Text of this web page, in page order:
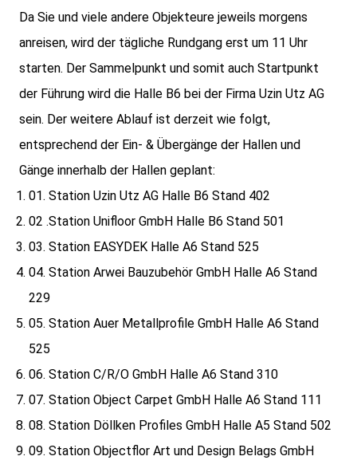
Da Sie und viele andere Objekteure jeweils morgens
anreisen, wird der tägliche Rundgang erst um 11 Uhr
starten. Der Sammelpunkt und somit auch Startpunkt
der Führung wird die Halle B6 bei der Firma Uzin Utz AG
sein. Der weitere Ablauf ist derzeit wie folgt,
entsprechend der Ein- & Übergänge der Hallen und
Gänge innerhalb der Hallen geplant:
01. Station Uzin Utz AG Halle B6 Stand 402
02 .Station Unifloor GmbH Halle B6 Stand 501
03. Station EASYDEK Halle A6 Stand 525
04. Station Arwei Bauzubehör GmbH Halle A6 Stand
229
05. Station Auer Metallprofile GmbH Halle A6 Stand
525
06. Station C/R/O GmbH Halle A6 Stand 310
07. Station Object Carpet GmbH Halle A6 Stand 111
08. Station Döllken Profiles GmbH Halle A5 Stand 502
09. Station Objectflor Art und Design Belags GmbH